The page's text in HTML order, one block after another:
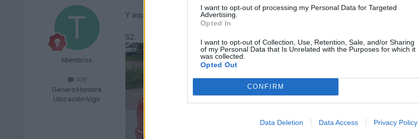
I want to opt-out of processing my Personal Data for Targeted
Advertising.
Opted In
I want to opt-out of Collection, Use, Retention, Sale, and/or Sharing
of my Personal Data that Is Unrelated with the Purposes for which it
was collected.
Opted Out
CONFIRM
Data Deletion Data Access Privacy Policy
Miembros
108
Género:Hombre
Ubicación:Vigo
Y aqui te dejo un bonito cabrio con carroceria b4.
S2.